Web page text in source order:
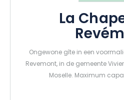
La
Ongewone gîte in een
Revemont, in de gemeente
Moselle. Maximum